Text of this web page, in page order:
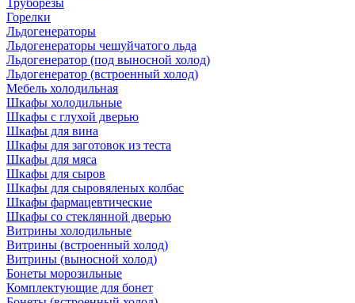
Труборезы
Горелки
Льдогенераторы
Льдогенераторы чешуйчатого льда
Льдогенератор (под выносной холод)
Льдогенератор (встроенный холод)
Мебель холодильная
Шкафы холодильные
Шкафы с глухой дверью
Шкафы для вина
Шкафы для заготовок из теста
Шкафы для мяса
Шкафы для сыров
Шкафы для сыровяленых колбас
Шкафы фармацевтические
Шкафы со стеклянной дверью
Витрины холодильные
Витрины (встроенный холод)
Витрины (выносной холод)
Бонеты морозильные
Комплектующие для бонет